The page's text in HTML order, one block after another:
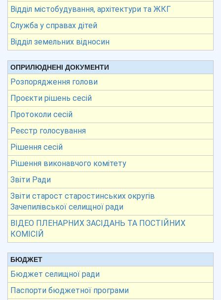
Відділ містобудування, архітектури та ЖКГ
Служба у справах дітей
Відділ земельних відносин
ОПРИЛЮДНЕНІ ДОКУМЕНТИ
Розпорядження голови
Проєкти рішень сесій
Протоколи сесій
Реєстр голосування
Рішення сесій
Рішення виконавчого комітету
Звіти Ради
Звіти старост старостинських округів
Зачепилівської селищної ради
ВІДЕО ПЛЕНАРНИХ ЗАСІДАНЬ ТА ПОСТІЙНИХ
КОМІСІЙ
БЮДЖЕТ
Бюджет селищної ради
Паспорти бюджетної програми